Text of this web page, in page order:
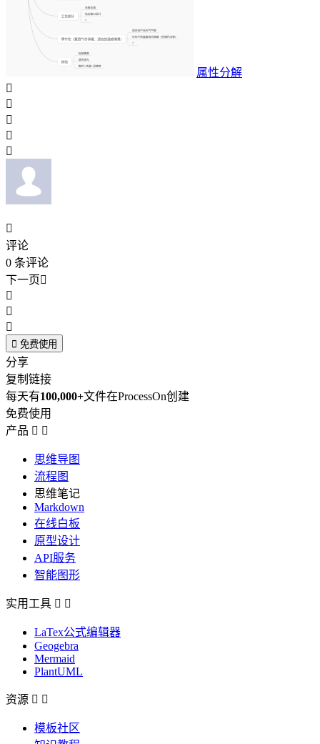
属性分解






评论
0 条评论
下一页



 免费使用
分享
复制链接
每天有100,000+文件在ProcessOn创建
免费使用
产品  
思维导图
流程图
思维笔记
Markdown
在线白板
原型设计
API服务
智能图形
实用工具  
LaTex公式编辑器
Geogebra
Mermaid
PlantUML
资源  
模板社区